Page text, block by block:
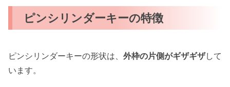
ピンシリンダーキーの特徴
ピンシリンダーキーの形状は、 外枠の片側がギザギザして
います。